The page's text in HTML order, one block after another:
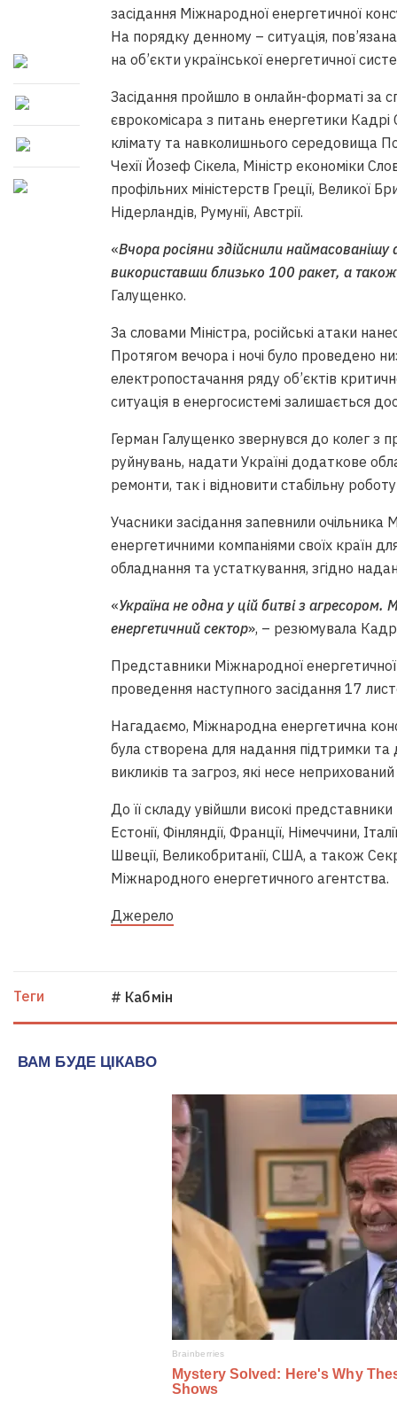
засідання Міжнародної енергетичної
На порядку денному – ситуація,
на об’єкти української енергетичної
Засідання пройшло в онлайн-форматі за
єврокомісара з питань енергетики Кадрі
клімату та навколишнього середовища
Чехії Йозеф Сікела, Міністр економіки
профільних міністерств Греції, Великої
Нідерландів, Румунії, Австрії.
«Вчора росіяни здійснили наймасованішу
використавши близько 100 ракет, а також
Галущенко.
За словами Міністра, російські атаки
Протягом вечора і ночі було проведено
електропостачання ряду об’єктів
ситуація в енергосистемі залишається
Герман Галущенко звернувся до колег з
руйнувань, надати Україні додаткове
ремонти, так і відновити стабільну
Учасники засідання запевнили
енергетичними компаніями своїх країн
обладнання та устаткування, згідно
«Україна не одна у цій битві з
енергетичний сектор», – резюмувала
Представники Міжнародної
проведення наступного засідання 17
Нагадаємо, Міжнародна енергетична
була створена для надання підтримки
викликів та загроз, які несе
До її складу увійшли високі представники
Естонії, Фінляндії, Франції, Німеччини,
Швеції, Великобританії, США, а також
Міжнародного енергетичного агентства.
Джерело
Теги # Кабмін